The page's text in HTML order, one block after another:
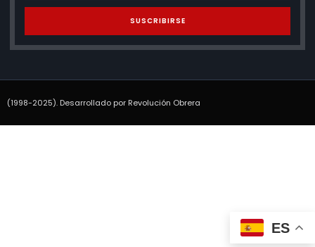
SUSCRIBIRSE
(1998-2025). Desarrollado por Revolución Obrera
ES